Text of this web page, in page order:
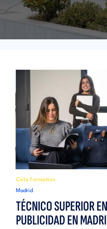
Ciclo Formativo
Madrid
TÉCNICO SUPERIOR
PUBLICIDAD EN